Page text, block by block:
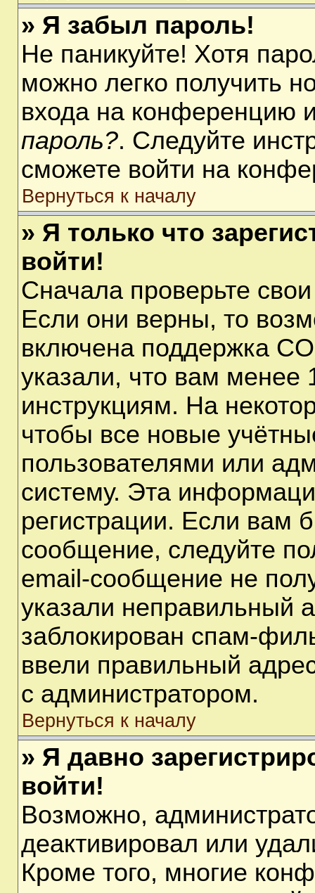
» Я забыл пароль!
Не паникуйте! Хотя
можно легко получить
входа на конференцию
пароль?. Следуйте
сможете войти на
Вернуться к началу
» Я только что
войти!
Сначала проверьте
Если они верны, то
включена поддержка
указали, что вам менее
инструкциям. На
чтобы все новые
пользователями или
систему. Эта
регистрации. Если вам
сообщение, следуйте
email-сообщение не
указали неправильный
заблокирован спам-
ввели правильный
с администратором.
Вернуться к началу
» Я давно
войти!
Возможно,
деактивировал или
Кроме того, многие